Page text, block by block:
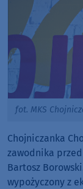
fot. MKS
Chojniczanka
zawodnika
Bartosz
wypożyczony z